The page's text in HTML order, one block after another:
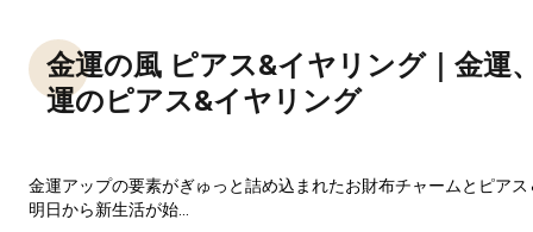
金運の風 ピアス&イヤリング｜金運
運のピアス&イヤリング
金運アップの要素がぎゅっと詰め込まれたお財布チャームとピア
明日から新生活が始...